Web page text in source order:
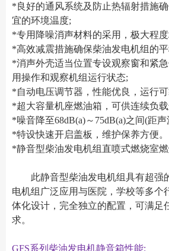
*良好的通风系统及防止热辐射措施
宜的环境温度;
*专用降噪消声材料的采用，极大程
*高效减震措施确保柴油发电机组的
*消声外壳适当位置专设观察窗和紧
用操作和观察机组运行状态;
*自动电压调节器，性能优良，运行
*超大容量机座燃油箱，可供连续负
*噪音降至68dB(a)～75dB(a)之间(距声
*特设快速开启盖板，维护保养方便。
*静音型柴油发电机组直喷式燃烧室燃
此静音型柴油发电机组具有超强
电机组广泛应用与医院，学校等多个
体化设计，完全独立的配置，可满足
求。
GFS系列柴油发电机静音箱性能: